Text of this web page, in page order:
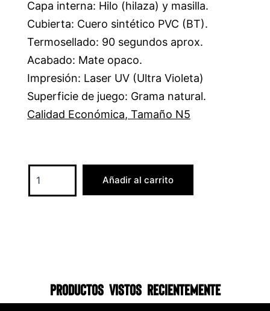
Capa interna: Hilo (hilaza) y masilla.
Cubierta: Cuero sintético PVC (BT).
Termosellado: 90 segundos aprox.
Acabado: Mate opaco.
Impresión: Laser UV (Ultra Violeta)
Superficie de juego: Grama natural.
Calidad Económica, Tamaño N5
Añadir al carrito
Productos vistos recientemente